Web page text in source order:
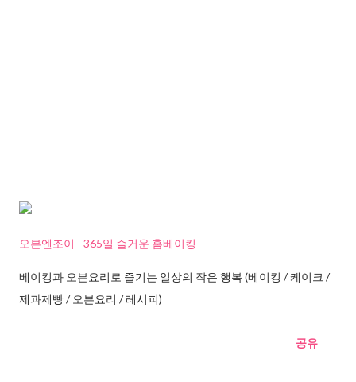
오븐엔조이 - 365일 즐거운 홈베이킹
베이킹과 오븐요리로 즐기는 일상의 작은 행복 (베이킹 / 케이크 /
제과제빵 / 오븐요리 / 레시피)
공유